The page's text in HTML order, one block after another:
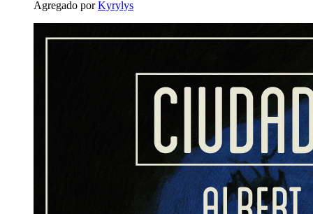
Agregado porKyrylys